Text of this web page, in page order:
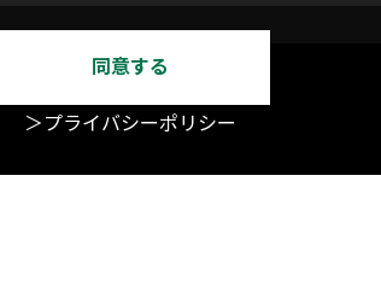
同意する
＞プライバシーポリシー